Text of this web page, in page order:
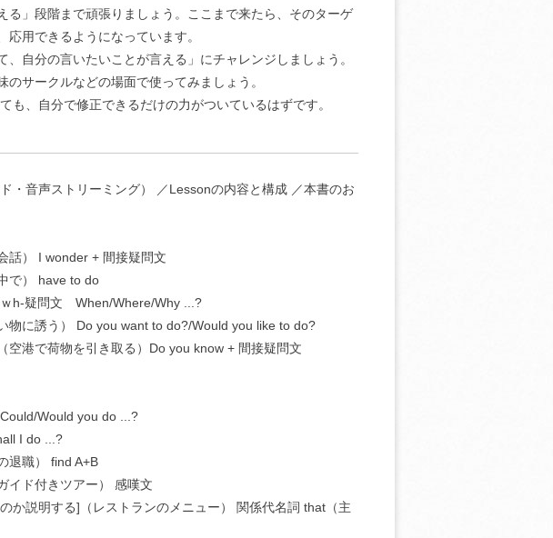
」段階まで頑張りましょう。ここまで来たら、そのターゲ
用できるようになっています。
自分の言いたいことが言える」にチャレンジしましょう。
サークルなどの場面で使ってみましょう。
、自分で修正できるだけの力がついているはずです。
・音声ストリーミング） ／Lessonの内容と構成 ／本書のお
話） I wonder + 間接疑問文
で） have to do
h-疑問文 When/Where/Why ...?
物に誘う） Do you want to do?/Would you like to do?
空港で荷物を引き取る）Do you know + 間接疑問文
Would you do ...?
I do ...?
退職） find A+B
イド付きツアー） 感嘆文
か説明する]（レストランのメニュー） 関係代名詞 that（主